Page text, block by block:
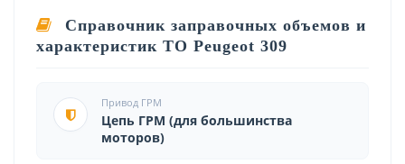
Справочник заправочных объемов и
характеристик ТО Peugeot 309
Привод ГРМ
Цепь ГРМ (для большинства
моторов)